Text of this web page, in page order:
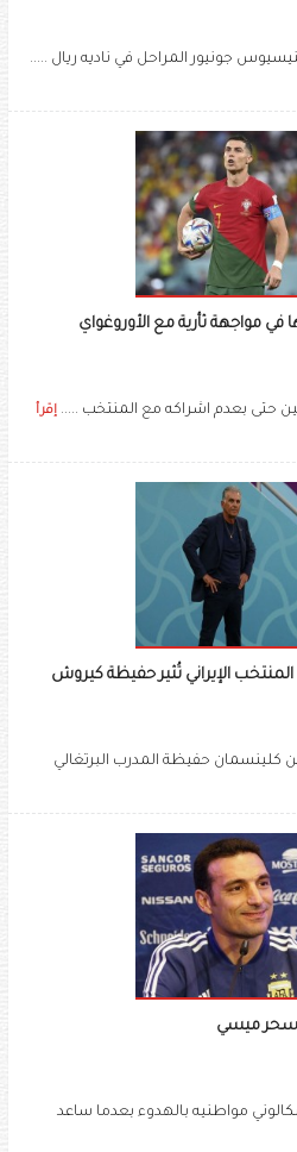
جونيور المراحل في ناديه ريال .....
في مواجهة ثأرية مع الأوروغواي
حتى بعدم اشراكه مع المنتخب ..... إقرأ
الإيراني تُثير حفيظة كيروش
كلينسمان حفيظة المدرب البرتغالي
سحر ميسي
مواطنيه بالهدوء بعدما ساعد